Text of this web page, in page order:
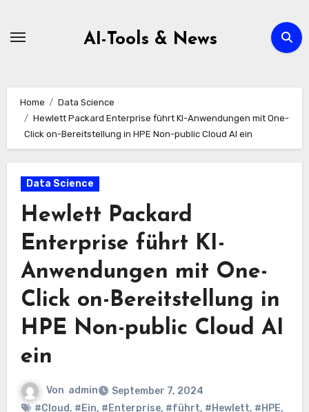
AI-Tools & News
Home
Data Science
Hewlett Packard Enterprise führt KI-Anwendungen mit One-
Click on-Bereitstellung in HPE Non-public Cloud AI ein
Data Science
Hewlett Packard
Enterprise führt KI-
Anwendungen mit One-
Click on-Bereitstellung in
HPE Non-public Cloud AI
ein
Von admin
September 7, 2024
#Cloud, #Ein, #Enterprise, #führt, #Hewlett, #HPE,